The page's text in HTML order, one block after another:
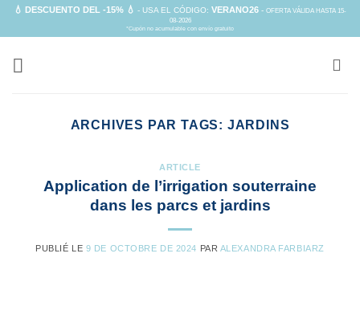
Passer
💧 DESCUENTO DEL -15% 💧 - USA EL CÓDIGO: VERANO26 - OFERTA VÁLIDA HASTA 15-
08-2026
*Cupón no acumulable con envío gratuito
ARCHIVES PAR TAGS: JARDINS
ARTICLE
Application de l’irrigation souterraine
dans les parcs et jardins
PUBLIÉ LE 9 DE OCTOBRE DE 2024 PAR ALEXANDRA FARBIARZ